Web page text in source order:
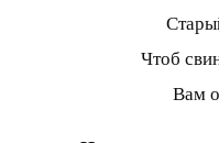
Чтоб
Вам